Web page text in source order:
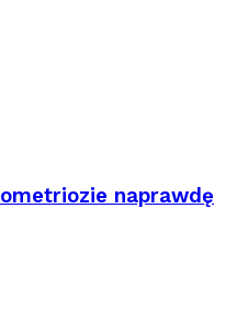
naprawdę